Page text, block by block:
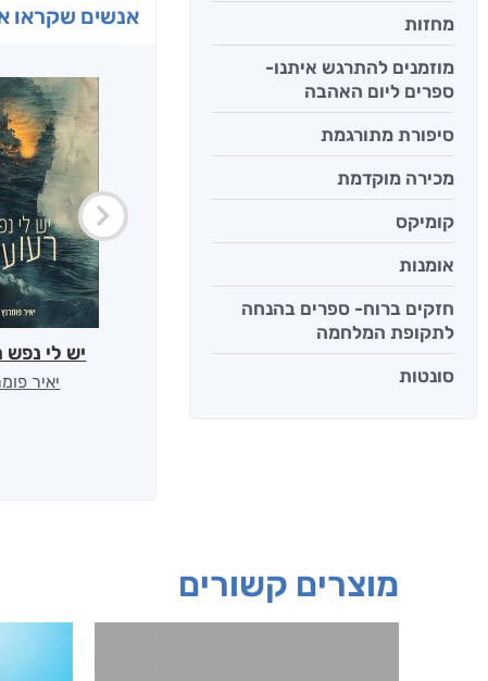
מחזות
מוזמנים להתרגש איתנו-
ספרים ליום האהבה
סיפורת מתורגמת
מכירה מוקדמת
קומיקס
אומנות
חזקים ברוח- ספרים בהנחה
לתקופת המלחמה
סונטות
אנשים שקראו
יש לי נפש
יאיר
מוצרים קשורים